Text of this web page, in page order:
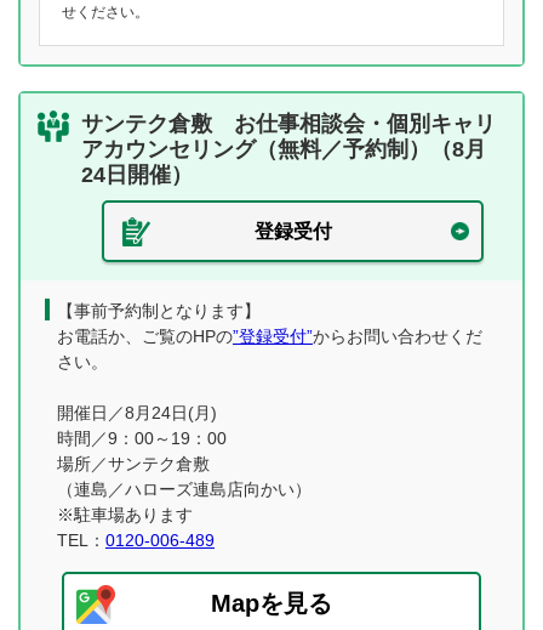
せください。
サンテク倉敷 お仕事相談会・個別キャリ
アカウンセリング（無料／予約制）（8月
24日開催）
登録受付
【事前予約制となります】
お電話か、ご覧のHPの”登録受付”からお問い合わせくだ
さい。
開催日／8月24日(月)
時間／9：00～19：00
場所／サンテク倉敷
（連島／ハローズ連島店向かい）
※駐車場あります
TEL： 0120-006-489
Mapを見る